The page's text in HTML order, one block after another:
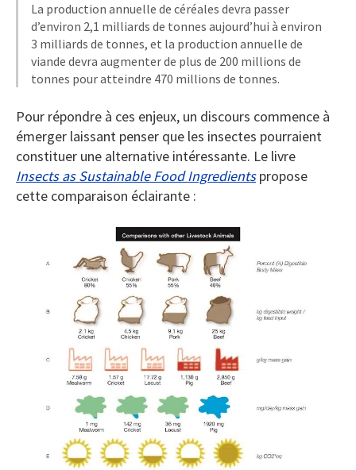
La production annuelle de céréales devra passer
d’environ 2,1 milliards de tonnes aujourd’hui à environ
3 milliards de tonnes, et la production annuelle de
viande devra augmenter de plus de 200 millions de
tonnes pour atteindre 470 millions de tonnes.
Pour répondre à ces enjeux, un discours commence à
émerger laissant penser que les insectes pourraient
constituer une alternative intéressante. Le livre
Insects as Sustainable Food Ingredientspropose
cette comparaison éclairante :